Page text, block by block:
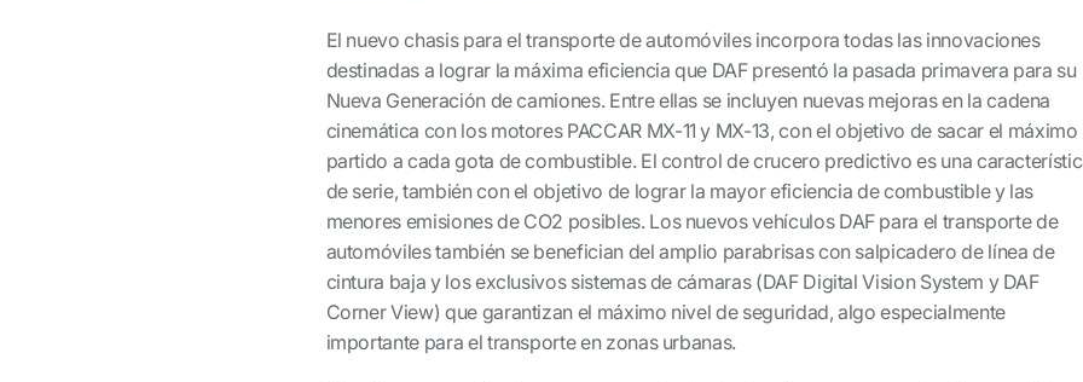
El nuevo chasis para el transporte de automóviles incorpora todas las innovaciones
destinadas a lograr la máxima eficiencia que DAF presentó la pasada primavera para su
Nueva Generación de camiones. Entre ellas se incluyen nuevas mejoras en la cadena
cinemática con los motores PACCAR MX-11 y MX-13, con el objetivo de sacar el máximo
partido a cada gota de combustible. El control de crucero predictivo es una
de serie, también con el objetivo de lograr la mayor eficiencia de combustible y las
menores emisiones de CO2 posibles. Los nuevos vehículos DAF para el transporte de
automóviles también se benefician del amplio parabrisas con salpicadero de línea de
cintura baja y los exclusivos sistemas de cámaras (DAF Digital Vision System y DAF
Corner View) que garantizan el máximo nivel de seguridad, algo especialmente
importante para el transporte en zonas urbanas.